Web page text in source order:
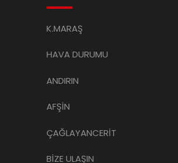
K.MARAŞ
HAVA DURUMU
ANDIRIN
AFŞİN
ÇAĞLAYANCERİT
BİZE ULAŞIN